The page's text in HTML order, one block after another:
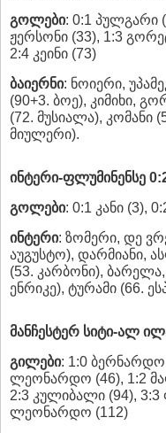
გოლები: 0:1 პულგარი
ჟერსონი (33), 1:3
2:4 კეინი (73)
ბაიერნი: ნოიერი,
(90+3. ბოე), კიმიხი,
(72. მუსიალა), კომანი
მიულერი).
ინტერი-ფლუმინენსე
გოლები: 0:1 კანი (3),
ინტერი: ზომერი, დე
აუგუსტო), დარმიანი,
(53. კარბონი),
ენრიკე), ტურამი (66.
მანჩესტერ სიტი-ალ
გილები: 1:0 ბერნარდო
ლეონარდო (46), 1:2
2:3 კულიბალი (94),
ლეონარდო (112)